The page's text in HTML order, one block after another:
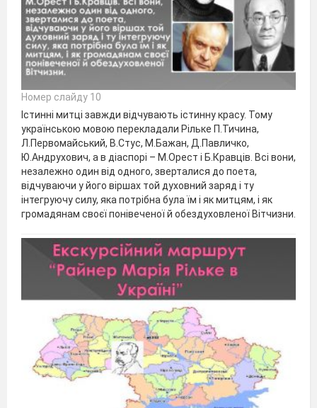
Номер слайду 10
Істинні митці завжди відчувають істинну красу. Тому
українською мовою перекладали Рільке П.Тичина,
Л.Первомайський, В.Стус, М.Бажан, Д.Павличко,
Ю.Андрухович, а в діаспорі – М.Орест і Б.Кравців. Всі вони,
незалежно один від одного, зверталися до поета,
відчуваючи у його віршах той духовний заряд і ту
інтегруючу силу, яка потрібна була їм і як митцям, і як
громадянам своєї понівеченої й обездуховленої Вітчизни.